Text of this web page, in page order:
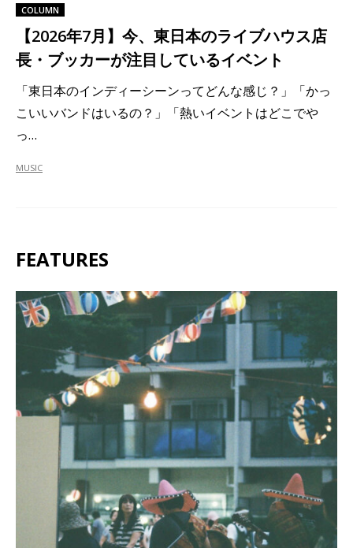
COLUMN
【2026年7月】今、東日本のライブハウス店
長・ブッカーが注目しているイベント
「東日本のインディーシーンってどんな感じ？」「かっ
こいいバンドはいるの？」「熱いイベントはどこでや
っ…
MUSIC
FEATURES